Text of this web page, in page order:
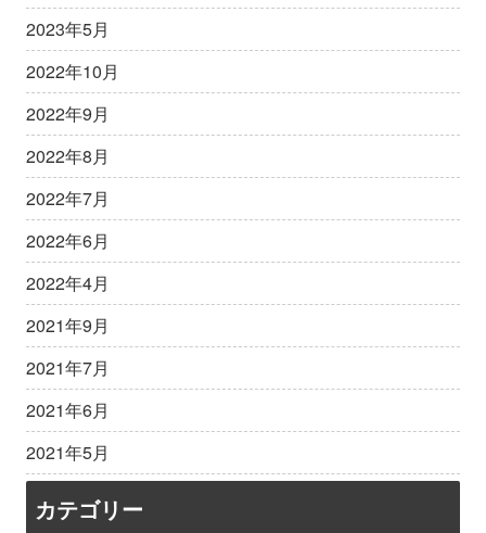
2023年5月
2022年10月
2022年9月
2022年8月
2022年7月
2022年6月
2022年4月
2021年9月
2021年7月
2021年6月
2021年5月
カテゴリー